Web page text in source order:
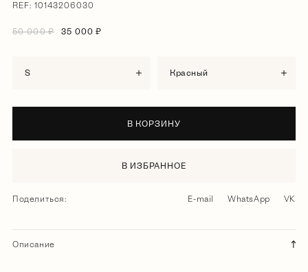
REF: 10143206030
50 000 ₽ 35 000 ₽
S красный
В КОРЗИНУ
В ИЗБРАННОЕ
Поделиться: E-mail WhatsApp VK
Описание